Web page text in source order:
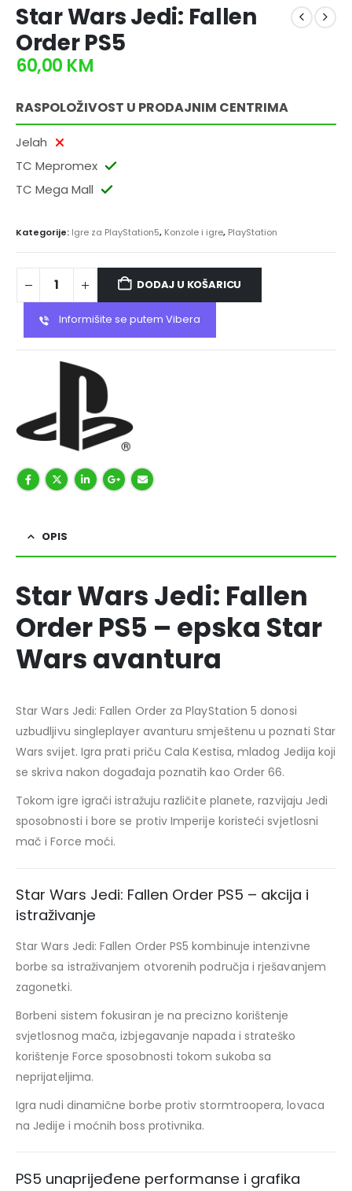
Star Wars Jedi: Fallen
Order PS5
60,00 KM
RASPOLOŽIVOST U PRODAJNIM CENTRIMA
Jelah
TC Mepromex
TC Mega Mall
Kategorije: Igre za PlayStation5, Konzole i igre, PlayStation
DODAJ U KOŠARICU
Informišite se putem Vibera
OPIS
Star Wars Jedi: Fallen
Order PS5 – epska Star
Wars avantura
Star Wars Jedi: Fallen Order za PlayStation 5 donosi
uzbudljivu singleplayer avanturu smještenu u poznati Star
Wars svijet. Igra prati priču Cala Kestisa, mladog Jedija koji
se skriva nakon događaja poznatih kao Order 66.
Tokom igre igrači istražuju različite planete, razvijaju Jedi
sposobnosti i bore se protiv Imperije koristeći svjetlosni
mač i Force moći.
Star Wars Jedi: Fallen Order PS5 – akcija i
istraživanje
Star Wars Jedi: Fallen Order PS5 kombinuje intenzivne
borbe sa istraživanjem otvorenih područja i rješavanjem
zagonetki.
Borbeni sistem fokusiran je na precizno korištenje
svjetlosnog mača, izbjegavanje napada i strateško
korištenje Force sposobnosti tokom sukoba sa
neprijateljima.
Igra nudi dinamične borbe protiv stormtroopera, lovaca
na Jedije i moćnih boss protivnika.
PS5 unaprijeđene performanse i grafika